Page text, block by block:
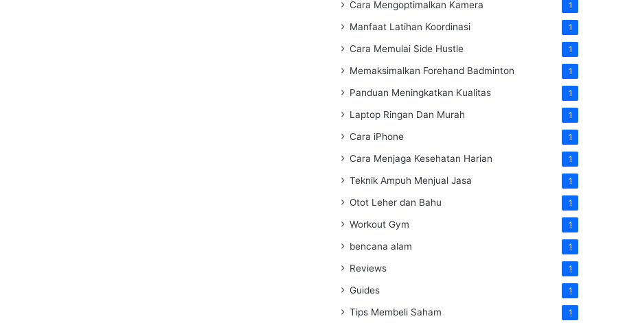
Cara Mengoptimalkan Kamera 1
Manfaat Latihan Koordinasi 1
Cara Memulai Side Hustle 1
Memaksimalkan Forehand Badminton 1
Panduan Meningkatkan Kualitas 1
Laptop Ringan Dan Murah 1
Cara iPhone 1
Cara Menjaga Kesehatan Harian 1
Teknik Ampuh Menjual Jasa 1
Otot Leher dan Bahu 1
Workout Gym 1
bencana alam 1
Reviews 1
Guides 1
Tips Membeli Saham 1